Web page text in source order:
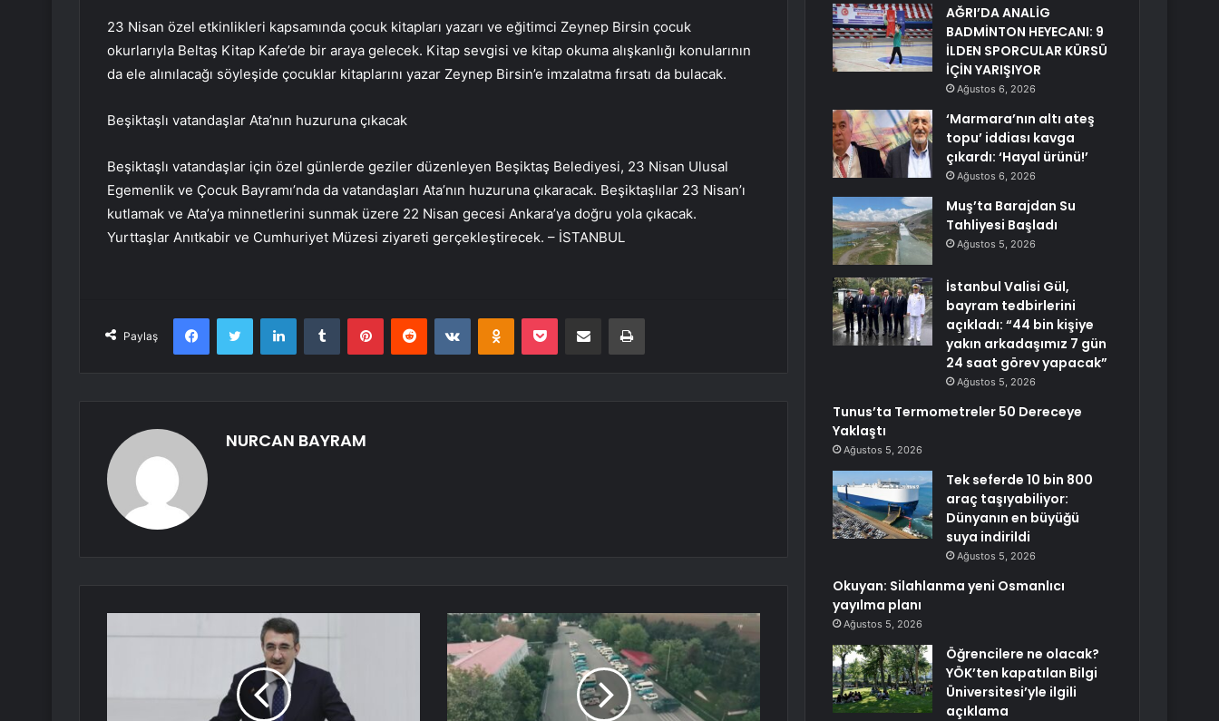
23 Nisan özel etkinlikleri kapsamında çocuk kitapları yazarı ve eğitimci Zeynep Birsin çocuk
okurlarıyla Beltaş Kitap Kafe’de bir araya gelecek. Kitap sevgisi ve kitap okuma alışkanlığı konularının
da ele alınılacağı söyleşide çocuklar kitaplarını yazar Zeynep Birsin’e imzalatma fırsatı da bulacak.
Beşiktaşlı vatandaşlar Ata’nın huzuruna çıkacak
Beşiktaşlı vatandaşlar için özel günlerde geziler düzenleyen Beşiktaş Belediyesi, 23 Nisan Ulusal
Egemenlik ve Çocuk Bayramı’nda da vatandaşları Ata’nın huzuruna çıkaracak. Beşiktaşlılar 23 Nisan’ı
kutlamak ve Ata’ya minnetlerini sunmak üzere 22 Nisan gecesi Ankara’ya doğru yola çıkacak.
Yurttaşlar Anıtkabir ve Cumhuriyet Müzesi ziyareti gerçekleştirecek. – İSTANBUL
Paylaş
FacebookTwitter LinkedInTumblr PinterestReddit VKontakteOdnoklassniki
Pocket E-Posta ile paylaş Yazdır
NURCAN BAYRAM
AĞRI’DA ANALİG
BADMİNTON HEYECANI: 9
İLDEN SPORCULAR KÜRSÜ
İÇİN YARIŞIYOR
Ağustos 6, 2026
‘Marmara’nın altı ateş
topu’ iddiası kavga
çıkardı: ‘Hayal ürünü!’
Ağustos 6, 2026
Muş’ta Barajdan Su
Tahliyesi Başladı
Ağustos 5, 2026
İstanbul Valisi Gül,
bayram tedbirlerini
açıkladı: “44 bin kişiye
yakın arkadaşımız 7 gün
24 saat görev yapacak”
Ağustos 5, 2026
Tunus’ta Termometreler 50 Dereceye
Yaklaştı
Ağustos 5, 2026
Tek seferde 10 bin 800
araç taşıyabiliyor:
Dünyanın en büyüğü
suya indirildi
Ağustos 5, 2026
Okuyan: Silahlanma yeni Osmanlıcı
yayılma planı
Ağustos 5, 2026
Öğrencilere ne olacak?
YÖK’ten kapatılan Bilgi
Üniversitesi’yle ilgili
açıklama